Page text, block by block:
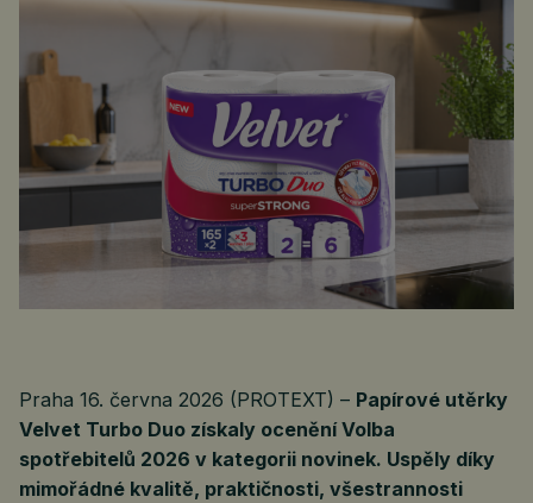
Praha 16. června 2026 (PROTEXT) – Papírové utěrky
Velvet Turbo Duo získaly ocenění Volba
spotřebitelů 2026 v kategorii novinek. Uspěly díky
mimořádné kvalitě, praktičnosti, všestrannosti